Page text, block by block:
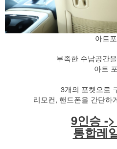
아트
부족한 수납공간
아트
3개의 포켓으로
리모컨, 핸드폰을 간단하
9인승 -
통합레